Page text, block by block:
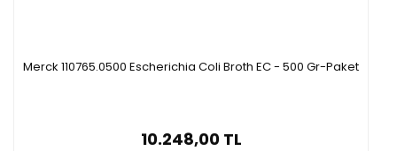
Merck 110765.0500 Escherichia Coli Broth EC - 500 Gr-Paket
10.248,00 TL